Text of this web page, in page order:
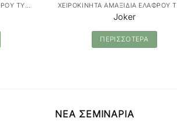
ΧΕΙΡΟΚΙΝΗΤΑ ΑΜΑΞΙΔΙΑ ΕΛΑΦΡΟΥ ΤΥΠΟΥ
Joker
ΠΕΡΙΣΣΟΤΕΡΑ
ΝΕΑ ΣΕΜΙΝΑΡΙΑ